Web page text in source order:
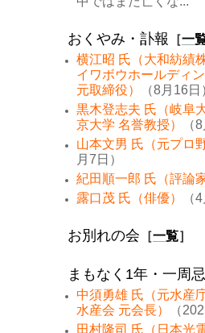
おくやみ・訃報 ［一
横江昭 氏（大和紡績
イワボウホールディ
元取締役）
（8月16日
黒木登志夫 氏（岐阜
京大学 名誉教授）
（
山本文男 氏（元プロ
月7日）
紀田順一郎 氏（評論家
露口茂 氏（俳優）
（
お別れの会 ［一覧］
まもなく1年・一周忌
中須勇雄 氏（元水産
水産会 元会長）
（
田村隆司 氏（日本光